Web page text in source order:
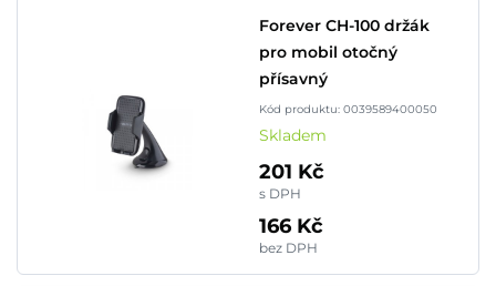
Forever CH-100 držák
pro mobil otočný
přísavný
Kód produktu: 0039589400050
Skladem
201 Kč
s DPH
166 Kč
bez DPH